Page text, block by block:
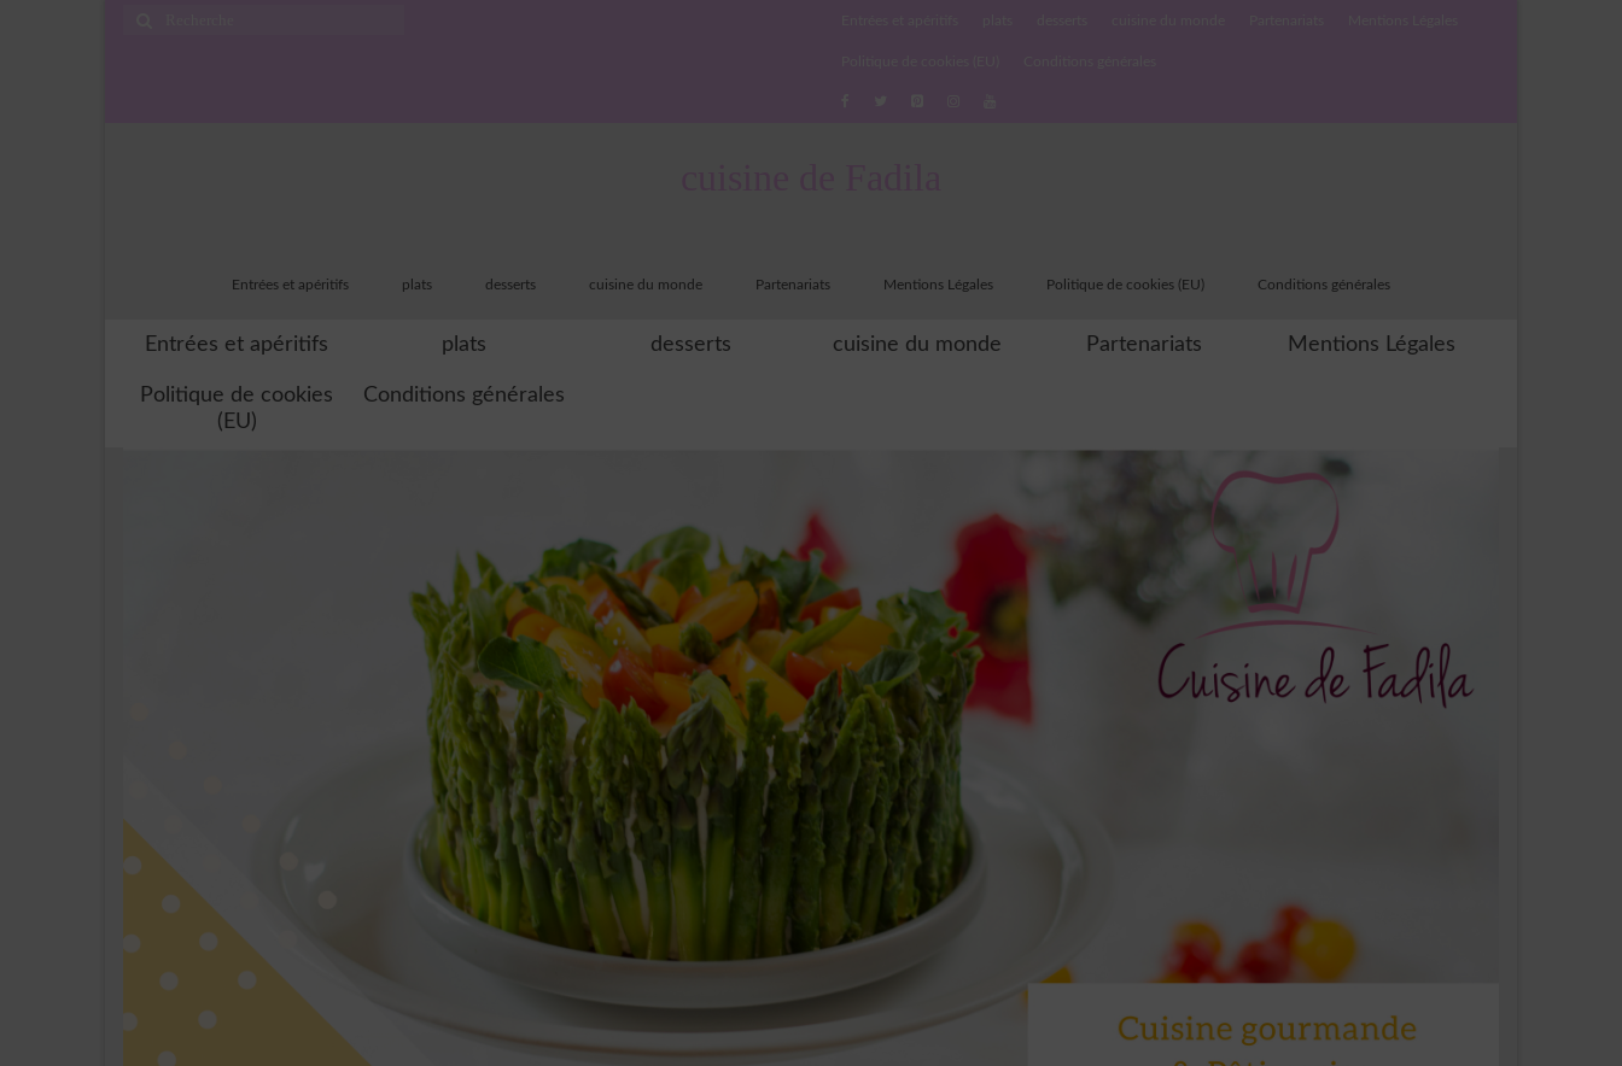
Entrées et apéritifs plats desserts cuisine du monde Partenariats Mentions Légales Politique de cookies (EU) Conditions générales
Entrées et apéritifs plats desserts cuisine du monde Partenariats Mentions Légales
Politique de cookies
(EU)
Conditions générales